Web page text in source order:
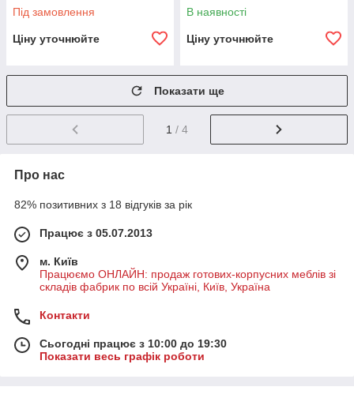
Під замовлення
Ціну уточнюйте
В наявності
Ціну уточнюйте
Показати ще
1 / 4
Про нас
82% позитивних з 18 відгуків за рік
Працює з 05.07.2013
м. Київ
Працюємо ОНЛАЙН: продаж готових-корпусних меблів зі
складів фабрик по всій Україні, Київ, Україна
Контакти
Сьогодні працює з 10:00 до 19:30
Показати весь графік роботи